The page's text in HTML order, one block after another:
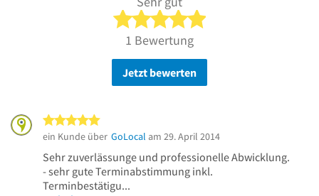
5 von 5 Sternen
1 Bewertung
Jetzt bewerten
ein Kunde über GoLocal am 29. April 2014
Sehr zuverlässunge und professionelle Abwicklung.
- sehr gute Terminabstimmung inkl.
Terminbestätigu...